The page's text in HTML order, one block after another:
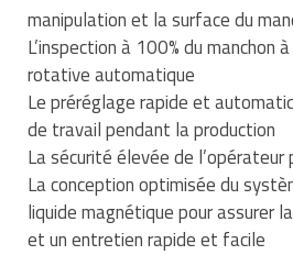
manipulation et la surface du
L’inspection à 100% du manchon
rotative automatique
Le préréglage rapide et
de travail pendant la production
La sécurité élevée de l’opérateur
La conception optimisée du
liquide magnétique pour assurer
et un entretien rapide et facile